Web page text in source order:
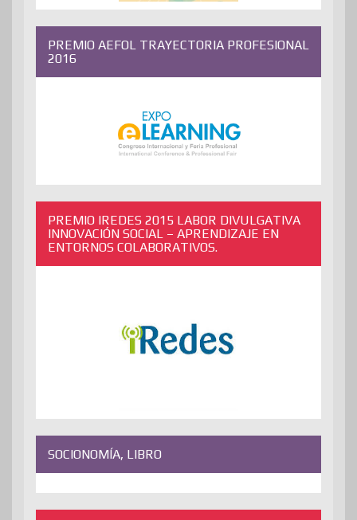
PREMIO AEFOL TRAYECTORIA PROFESIONAL
2016
PREMIO IREDES 2015 LABOR DIVULGATIVA
INNOVACIÓN SOCIAL – APRENDIZAJE EN
ENTORNOS COLABORATIVOS.
SOCIONOMÍA, LIBRO